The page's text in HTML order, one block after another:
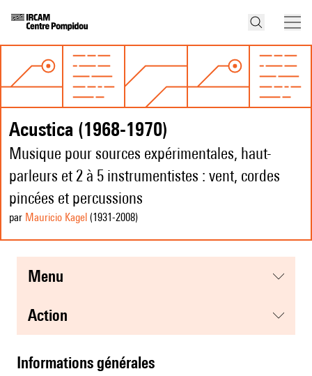
Acustica (1968-1970)
Musique pour sources expérimentales, haut-
parleurs et 2 à 5 instrumentistes : vent, cordes
pincées et percussions
par Mauricio Kagel (1931-2008)
menu
action
informations générales